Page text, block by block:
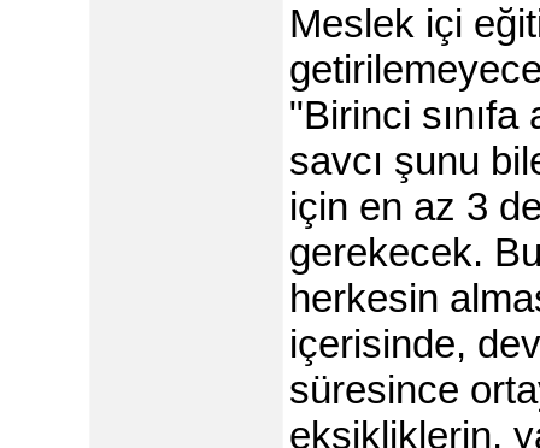
Meslek içi
"Birinci
savcı şunu
için en az 3
gerekecek.
herkesin
içerisinde,
süresince
eksikliklerin,